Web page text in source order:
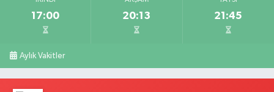
17:00 20:13 21:45
Aylık Vakitler